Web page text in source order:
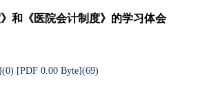
和《医院会计制度》的学习体会
0) [PDF 0.00 Byte](69)